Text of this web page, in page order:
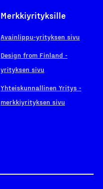
Merkkiyrityksille
Avainlippu-yrityksen sivu
Design from Finland -
yrityksen sivu
Yhteiskunnallinen Yritys -
merkkiyrityksen sivu